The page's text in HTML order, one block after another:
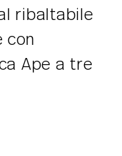
ribaltabile
con
Ape a tre